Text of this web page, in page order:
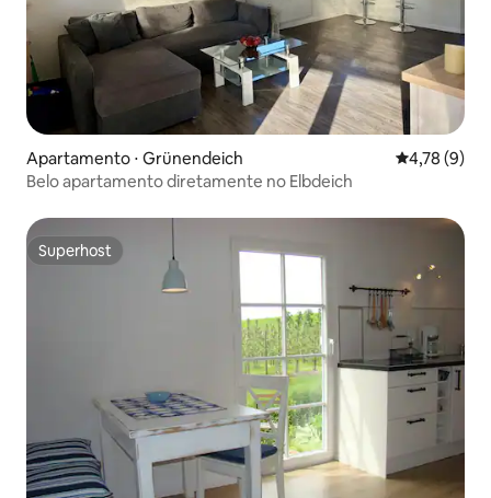
Apartamento ⋅ Grünendeich 4,78 de
4,78 (9)
Belo apartamento diretamente no Elbdeich
Superhost
Superhost